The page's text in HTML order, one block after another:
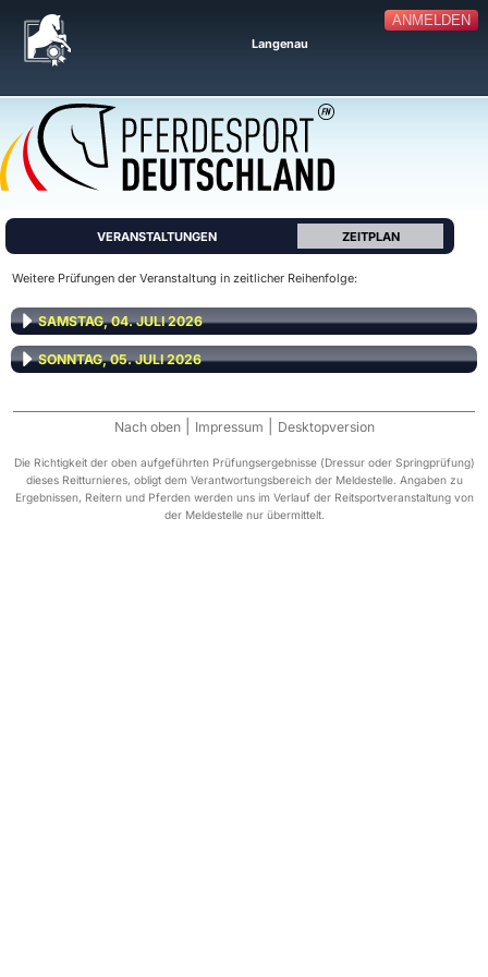
ANMELDEN
Langenau
VERANSTALTUNGEN ZEITPLAN
Weitere Prüfungen der Veranstaltung in zeitlicher Reihenfolge:
SAMSTAG, 04. JULI 2026
SONNTAG, 05. JULI 2026
Nach oben Impressum Desktopversion
Die Richtigkeit der oben aufgeführten Prüfungsergebnisse (Dressur oder Springprüfung)
dieses Reitturnieres, obligt dem Verantwortungsbereich der Meldestelle. Angaben zu
Ergebnissen, Reitern und Pferden werden uns im Verlauf der Reitsportveranstaltung von
der Meldestelle nur übermittelt.